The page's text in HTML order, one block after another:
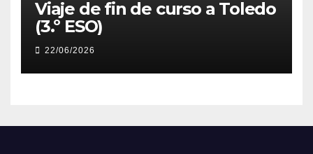
Viaje de fin de curso a Toledo
(3.º ESO)
22/06/2026